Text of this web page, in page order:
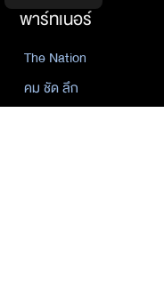
พาร์ทเนอร์
The Nation
คม ชัด ลึก